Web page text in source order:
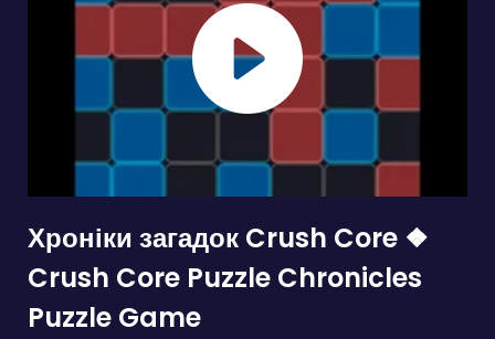
Хроніки загадок Crush Core ❖
Crush Core Puzzle Chronicles
Puzzle Game